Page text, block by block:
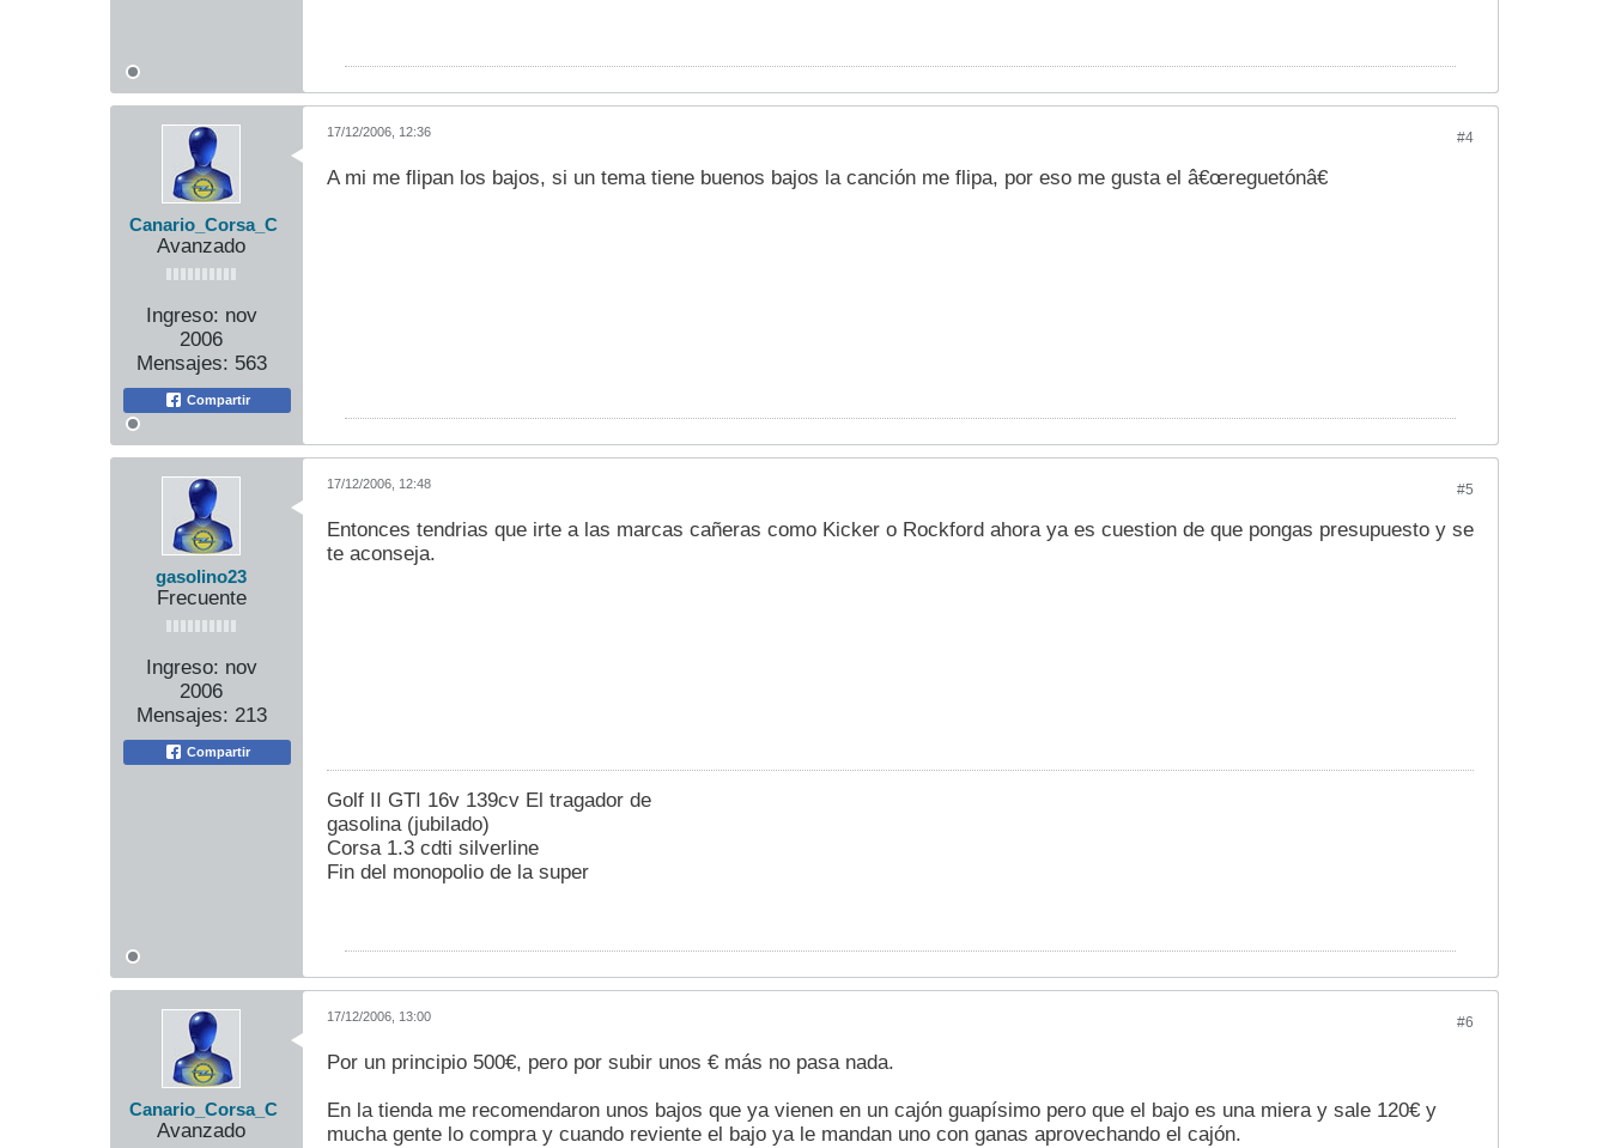
Canario_Corsa_C
Avanzado
Ingreso: nov
2006
Mensajes: 563
Compartir
#4
17/12/2006, 12:36
A mi me flipan los bajos, si un tema tiene buenos bajos la canción me flipa, por eso me gusta el â€œreguetónâ€
gasolino23
Frecuente
Ingreso: nov
2006
Mensajes: 213
Compartir
#5
17/12/2006, 12:48
Entonces tendrias que irte a las marcas cañeras como Kicker o Rockford ahora ya es cuestion de que pongas presupuesto y se
te aconseja.
Golf II GTI 16v 139cv El tragador de
gasolina (jubilado)
Corsa 1.3 cdti silverline
Fin del monopolio de la super
Canario_Corsa_C
Avanzado
#6
17/12/2006, 13:00
Por un principio 500€, pero por subir unos € más no pasa nada.
En la tienda me recomendaron unos bajos que ya vienen en un cajón guapísimo pero que el bajo es una miera y sale 120€ y
mucha gente lo compra y cuando reviente el bajo ya le mandan uno con ganas aprovechando el cajón.